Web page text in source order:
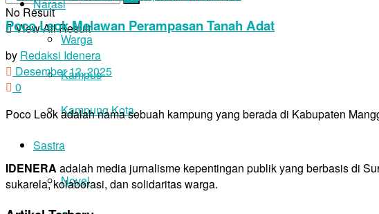
No Result
View All Result
Narasi
Warga
Kampus
Kampung Kota
Sastra
Novel
Poco Leok Melawan Perampasan Tanah Adat
by Redaksi Idenera
Desember 12, 2025
0
Poco Leok adalah nama sebuah kampung yang berada di Kabupaten
IDENERA adalah media jurnalisme kepentingan publik yang berbasis di
sukarela, kolaborasi, dan solidaritas warga.